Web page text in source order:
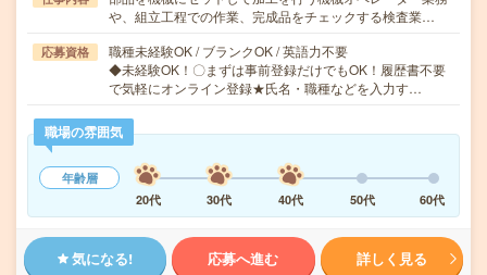
や、組立工程での作業、完成品をチェックする検査業…
応募資格
職種未経験OK / ブランクOK / 英語力不要
◆未経験OK！〇まずは事前登録だけでもOK！履歴書不要
で気軽にオンライン登録★氏名・職種などを入力す…
職場の雰囲気
年齢層
20代
30代 40代 50代 60代
気になる! 応募へ進む 詳しく見る